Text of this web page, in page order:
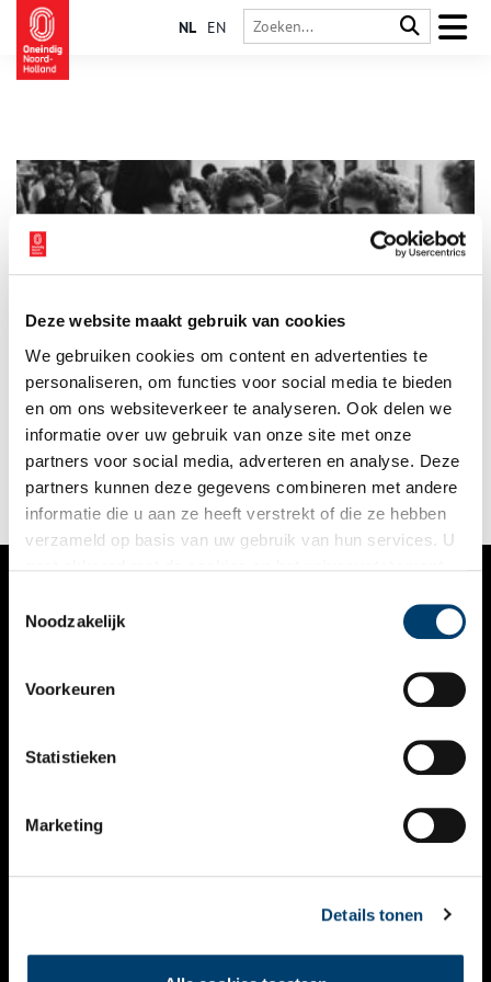
Deze website maakt gebruik van cookies
We gebruiken cookies om content en advertenties te
personaliseren, om functies voor social media te bieden
en om ons websiteverkeer te analyseren. Ook delen we
informatie over uw gebruik van onze site met onze
partners voor social media, adverteren en analyse. Deze
partners kunnen deze gegevens combineren met andere
informatie die u aan ze heeft verstrekt of die ze hebben
verzameld op basis van uw gebruik van hun services. U
Noodzakelijk
Voorkeuren
Statistieken
Marketing
Details tonen
NL EN
Al decennialang is de Huishoudbeurs in de RAI een waar
fenomeen. Vrouwen – en tegenwoordig ook mannen – uit het
hele land haasten zich sinds 1955 naar Amsterdam voor de
nieuwste huishoudelijke snufjes en de beste koopjes. Om aan
het einde van de dag met volgeladen trolleys weer voldaan
naar huis terug te keren. In de geschiedenis van de
Huishoudbeurs is de naoorlogse ontwikkeling te zien naar een
steeds modernere en welvarender maatschappij.
VERHALEN
KALENDER
THEMA’S
VIDEO’S
CONTACT